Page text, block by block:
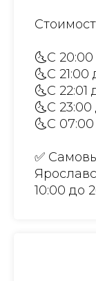
🌜С 20:00
🌜С 21:00
🌜С 22:01
🌜С
🌜С
✅
10:00 до